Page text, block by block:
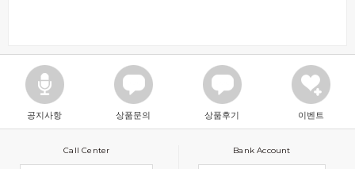
공지사항 상품문의 상품후기 이벤트
Call Center Bank Account